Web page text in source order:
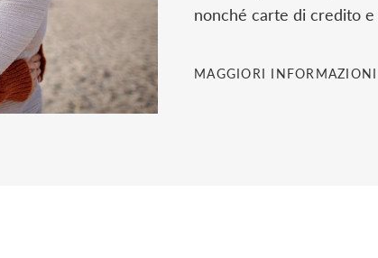
nonché carte di credito e
MAGGIORI